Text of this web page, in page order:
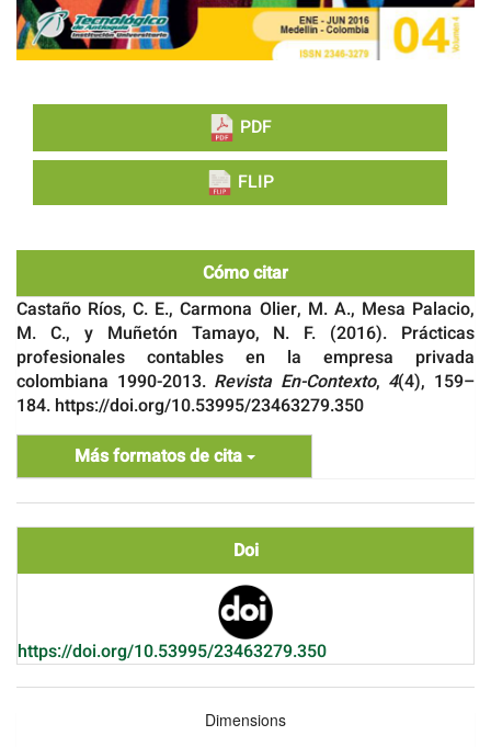
PDF
FLIP
Cómo citar
Castaño Ríos, C. E., Carmona Olier, M. A., Mesa Palacio,
M. C., y Muñetón Tamayo, N. F. (2016). Prácticas
profesionales contables en la empresa privada
colombiana 1990-2013. Revista En-Contexto, 4(4), 159–
184. https://doi.org/10.53995/23463279.350
Más formatos de cita
Doi
https://doi.org/10.53995/23463279.350
Dimensions